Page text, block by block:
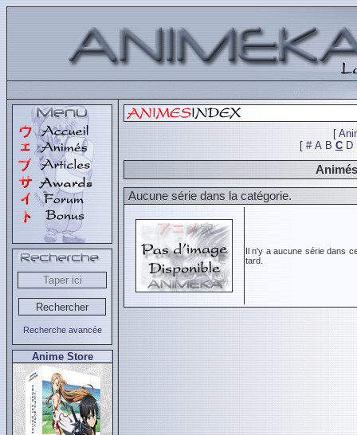
Recherche avancée
Anime Store
[
[ # A B C D
Aucune série dans la catégorie.
Il n'y a aucune série dans
tard.